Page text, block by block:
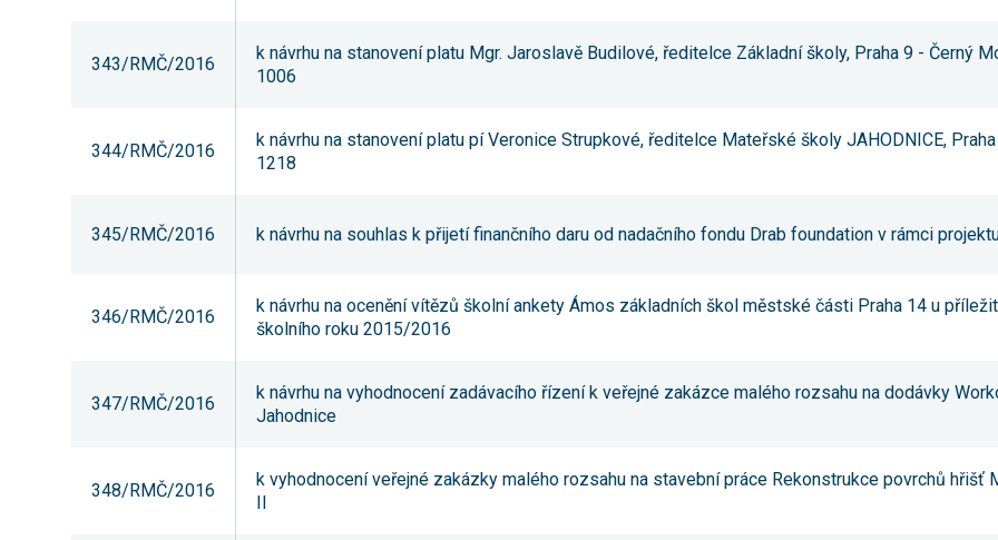
343/RMČ/2016
k návrhu na stanovení platu Mgr. Jaroslavě Budilové, ředitelce Základní školy, Praha 9 - Černý
1006
344/RMČ/2016
k návrhu na stanovení platu pí Veronice Strupkové, ředitelce Mateřské školy JAHODNICE,
1218
345/RMČ/2016 k návrhu na souhlas k přijetí finančního daru od nadačního fondu Drab foundation v rámci
346/RMČ/2016
k návrhu na ocenění vítězů školní ankety Ámos základních škol městské části Praha 14 u
školního roku 2015/2016
347/RMČ/2016
k návrhu na vyhodnocení zadávacího řízení k veřejné zakázce malého rozsahu na dodávky
Jahodnice
348/RMČ/2016
k vyhodnocení veřejné zakázky malého rozsahu na stavební práce Rekonstrukce povrchů hřišť
II
Vašim zájmům.